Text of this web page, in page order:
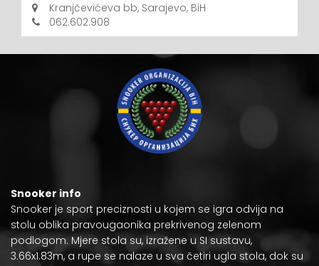
Kranjčevićeva bb, Sarajevo, BiH
062.602.908
Snooker info
Snooker je sport preciznosti u kojem se igra odvija na
stolu oblika pravougaonika prekrivenog zelenom
podlogom. Mjere stola su, izražene u SI sustavu,
3.66x1.83m, a rupe se nalaze u sva četiri ugla stola, dok su